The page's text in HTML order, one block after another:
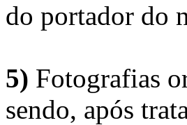
do portador do
5) Fotografias
sendo, após